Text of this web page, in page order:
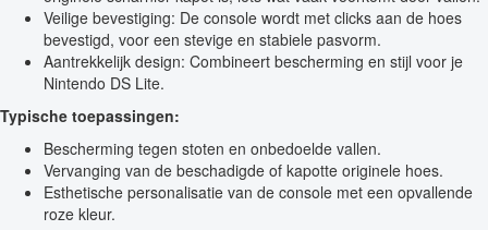
Veilige bevestiging: De console wordt met clicks aan de hoes
bevestigd, voor een stevige en stabiele pasvorm.
Aantrekkelijk design: Combineert bescherming en stijl voor je
Nintendo DS Lite.
Typische toepassingen:
Bescherming tegen stoten en onbedoelde vallen.
Vervanging van de beschadigde of kapotte originele hoes.
Esthetische personalisatie van de console met een opvallende
roze kleur.